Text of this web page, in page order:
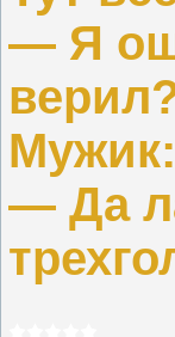
— Я
Мужик:
— Да